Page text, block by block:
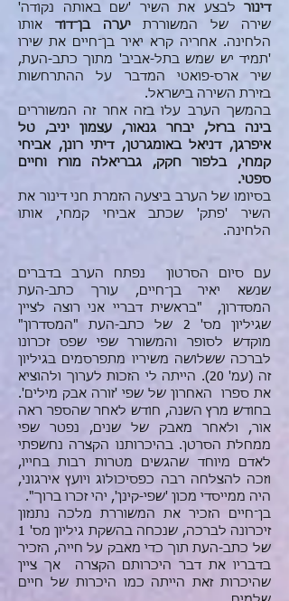
דינור לבצע את השיר 'שם באותה נקודה'
שירה של המשוררתיערה בן־דוד אותו
הלחינה. אחריה קרא יאיר בן־חיים את שירו
'תמיד יש שמש בתל-אביב' מתוך כתב-העת,
שיר ארס-פואטי המדבר על ההתרחשות
בזירת השירה בישראל.
בהמשך הערב עלו בזה אחר זה המשוררים
בינה ברזל, יבחר גנאור, עצמון יניב, טל
איפרגן, דניאל באומגרטן, דיתי רונן, אביחי
קמחי, בלפור חקק, גבריאלה מורז וחיים
ספטי.
בסיומו של הערב ביצעה הזמרת חני דינור את
השיר 'פתק' שכתב אביחי קמחי, אותו
הלחינה.
עם סיום הסרטון נפתח הערב בדברים
שנשא יאיר בן־חיים, עורך כתב-העת
המסדרון, "בראשית דבריי אני רוצה לציין
שגיליון מס' 2 של כתב-העת "המסדרון"
מוקדש לסופר והמשורר שפי שפס זכרונו
לברכה ששלושה משיריו מתפרסמים בגיליון
זה (עמ' 20). הייתה לי הזכות לערוך ולהוציא
את ספרו האחרון של שפי 'זורה אבק מילים'.
בחודש מרץ השנה, חודש לאחר שהספר ראה
אור, ולאחר מאבק של שנים, נפטר שפי
ממחלת הסרטן. בהיכרותנו הקצרה נחשפתי
לאדם מיוחד שהגשים מטרות רבות בחייו,
וזכה להצלחה רבה כפסיכולוג ויועץ אירגוני,
היה ממייסדי מכון 'שפי-קינן', יהי זכרו ברוך".
בן־חיים הזכיר את המשוררת מלכה נתנזון
זיכרונה לברכה, שנכחה בהשקת גיליון מס' 1
של כתב-העת תוך כדי מאבק על חייה, הזכיר
בדבריו את דבר היכרותם הקצרה אך ציין
שהיכרות זאת הייתה כמו היכרות של חיים